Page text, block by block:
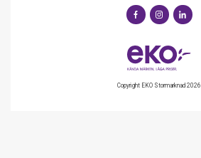
Copyright EKO Stormarknad 2026